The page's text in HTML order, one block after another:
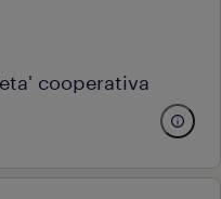
cooperativa